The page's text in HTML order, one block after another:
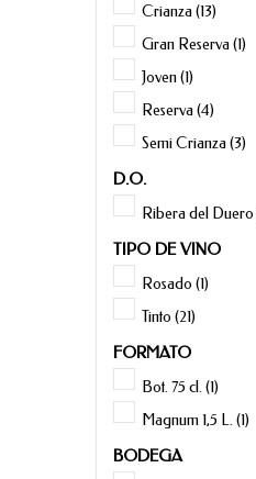
Crianza(13)
Gran Reserva(1)
Joven(1)
Reserva(4)
Semi Crianza(3)
D.O.
Ribera del Duero
TIPO DE VINO
Rosado (1)
Tinto (21)
FORMATO
Bot. 75 cl.(1)
Magnum 1,5 L.(1)
BODEGA